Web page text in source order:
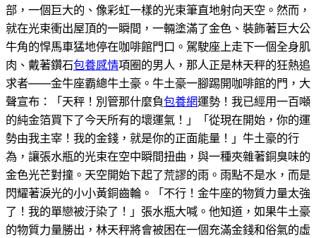
部，一個巨大的、像彩虹一樣的光束筆直地射向天空。然而，
就在光束衝出屋頂的一瞬間，一輛塗滿了金色、裝飾著巨大公
牛角的悍馬車猛地停在咖啡館門口。駕駛座上走下一個全身肌
肉、戴著鑽石包養感情項圈的男人，那人正是林天秤的狂熱追
求者——金牛座霸總牛土豪。牛土豪一腳踢開咖啡館的門，大
聲宣布：「天秤！別管那什麼負包養網運勢！我已經用一百噸
的純金箔買下了今天所有的壞運氣！」「從現在開始，你的運
勢由我主宰！我的金錢，就是你的正面能量！」牛土豪的行
為，讓張水瓶的光束在空中瞬間扭曲，與一種夾雜著銅臭味的
金色光芒對撞。天空開始下起了荒謬的雨。雨點不是水，而是
閃耀著淚光的小小黃銅齒輪。「不行！金牛座的物質力量太強
了！我的單戀被汙染了！」張水瓶大喊。他知道，如果牛土豪
的物質力量勝出，林天秤將會被困在一個充滿金錢和俗氣的虛